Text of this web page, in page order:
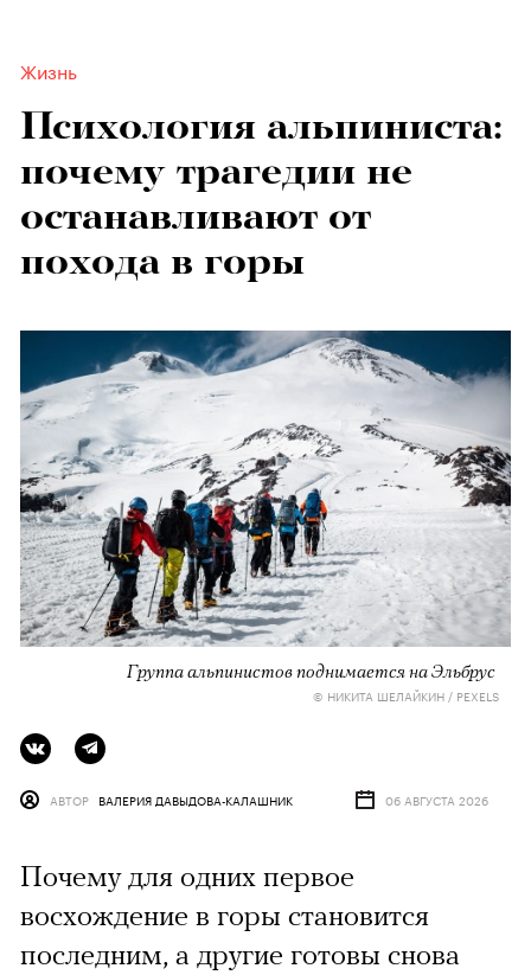
Жизнь
Психология альпиниста:
почему трагедии не
останавливают от
похода в горы
Группа альпинистов поднимается на Эльбрус
© НИКИТА ШЕЛАЙКИН / PEXELS
АВТОР ВАЛЕРИЯ ДАВЫДОВА-КАЛАШНИК 06 АВГУСТА 2026
Почему для одних первое
восхождение в горы становится
последним, а другие готовы снова